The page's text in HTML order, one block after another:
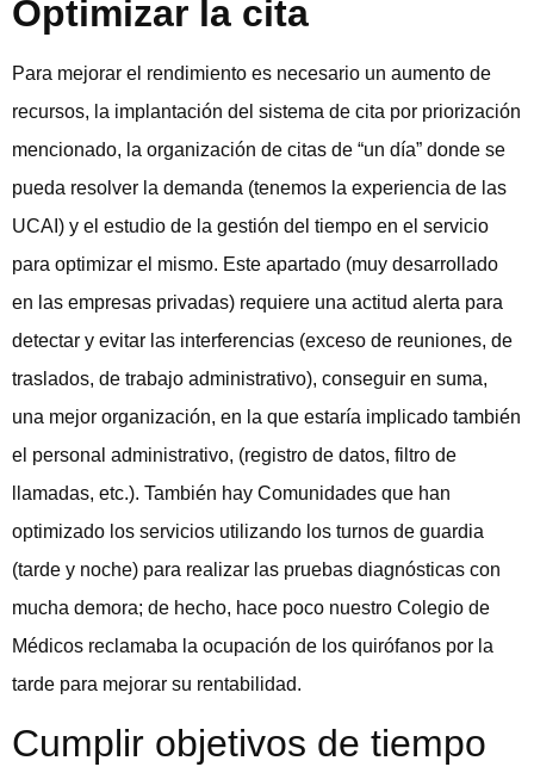
Optimizar la cita
Para mejorar el rendimiento es necesario un aumento de
recursos, la implantación del sistema de cita por priorización
mencionado, la organización de citas de “un día” donde se
pueda resolver la demanda (tenemos la experiencia de las
UCAI) y el estudio de la gestión del tiempo en el servicio
para optimizar el mismo. Este apartado (muy desarrollado
en las empresas privadas) requiere una actitud alerta para
detectar y evitar las interferencias (exceso de reuniones, de
traslados, de trabajo administrativo), conseguir en suma,
una mejor organización, en la que estaría implicado también
el personal administrativo, (registro de datos, filtro de
llamadas, etc.). También hay Comunidades que han
optimizado los servicios utilizando los turnos de guardia
(tarde y noche) para realizar las pruebas diagnósticas con
mucha demora; de hecho, hace poco nuestro Colegio de
Médicos reclamaba la ocupación de los quirófanos por la
tarde para mejorar su rentabilidad.
Cumplir objetivos de tiempo